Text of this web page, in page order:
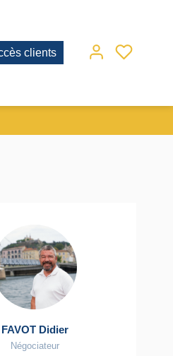
clients
FAVOT Didier
Négociateur